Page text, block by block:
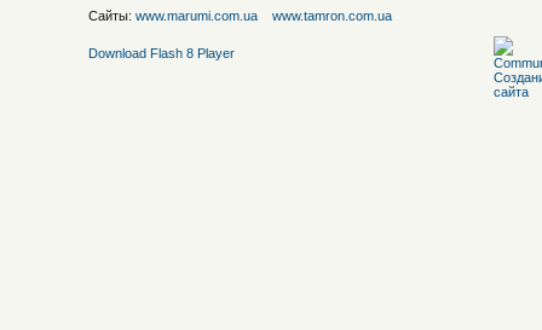
Сайты: www.marumi.com.ua www.tamron.com.ua
Download Flash 8 Player